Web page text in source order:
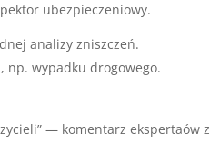
ubezpieczeniowy.
analizy zniszczeń.
np. wypadku drogowego.
— komentarz ekspertaów z